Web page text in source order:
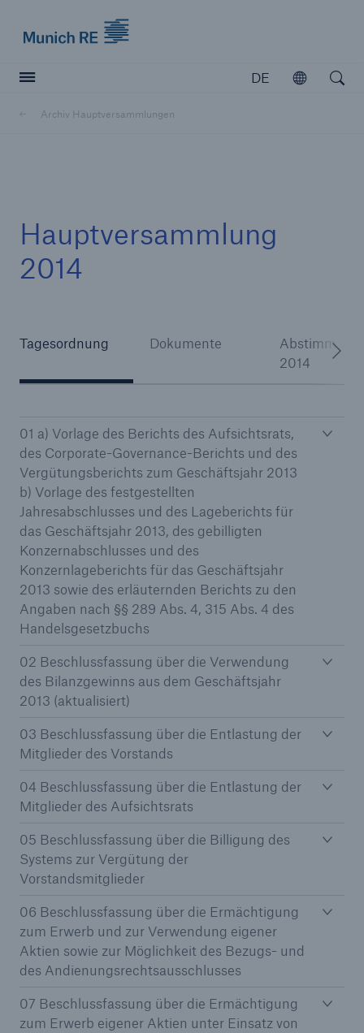
DE
Öffnen
Archiv Hauptversammlungen
Hauptversammlung
2014
Tagesordnung Dokumente
2014
01 a) Vorlage des Berichts des Aufsichtsrats,
des Corporate-Governance-Berichts und des
Vergütungsberichts zum Geschäftsjahr 2013
b) Vorlage des festgestellten
Jahresabschlusses und des Lageberichts für
das Geschäftsjahr 2013, des gebilligten
Konzernabschlusses und des
Konzernlageberichts für das Geschäftsjahr
2013 sowie des erläuternden Berichts zu den
Angaben nach §§ 289 Abs. 4, 315 Abs. 4 des
Handelsgesetzbuchs
02 Beschlussfassung über die Verwendung
des Bilanzgewinns aus dem Geschäftsjahr
2013 (aktualisiert)
03 Beschlussfassung über die Entlastung der
Mitglieder des Vorstands
04 Beschlussfassung über die Entlastung der
Mitglieder des Aufsichtsrats
05 Beschlussfassung über die Billigung des
Systems zur Vergütung der
Vorstandsmitglieder
06 Beschlussfassung über die Ermächtigung
zum Erwerb und zur Verwendung eigener
Aktien sowie zur Möglichkeit des Bezugs- und
des Andienungsrechtsausschlusses
07 Beschlussfassung über die Ermächtigung
zum Erwerb eigener Aktien unter Einsatz von
Tech Trend Radar 2026
Our expert perspective for insurance
Marine Trend Radar 2025
Naturkatastrophen
Versicherungslücke: der Anteil der nicht
versicherten Schäden aus Naturkatastrophen
seit 1980 beträgt